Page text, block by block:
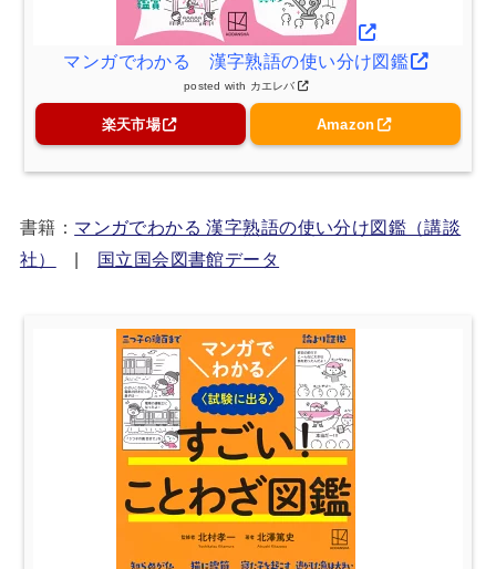
マンガでわかる 漢字熟語の使い分け図鑑
posted with カエレバ
楽天市場 Amazon
書籍： マンガでわかる 漢字熟語の使い分け図鑑（講談
社）
| 国立国会図書館データ